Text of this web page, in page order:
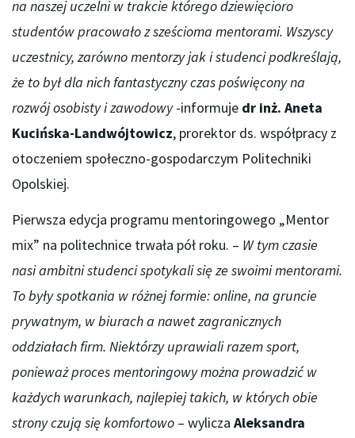
na naszej uczelni w trakcie którego dziewięcioro
studentów pracowało z sześcioma mentorami. Wszyscy
uczestnicy, zarówno mentorzy jak i studenci podkreślają,
że to był dla nich fantastyczny czas poświęcony na
rozwój osobisty i zawodowy-informuje dr inż. Aneta
Kucińska-Landwójtowicz, prorektor ds. współpracy z
otoczeniem społeczno-gospodarczym Politechniki
Opolskiej.
Pierwsza edycja programu mentoringowego „Mentor
mix” na politechnice trwała pół roku. – W tym czasie
nasi ambitni studenci spotykali się ze swoimi mentorami.
To były spotkania w różnej formie: online, na gruncie
prywatnym, w biurach a nawet zagranicznych
oddziałach firm. Niektórzy uprawiali razem sport,
ponieważ proces mentoringowy można prowadzić w
każdych warunkach, najlepiej takich, w których obie
strony czują się komfortowo – wylicza Aleksandra